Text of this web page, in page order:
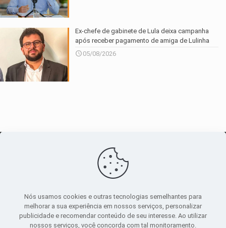
Ex-chefe de gabinete de Lula deixa campanha
após receber pagamento de amiga de Lulinha
05/08/2026
canal de notícias
Sobre|Política Privacidade|Termos de uso
Nós usamos cookies e outras tecnologias semelhantes para
melhorar a sua experiência em nossos serviços, personalizar
publicidade e recomendar conteúdo de seu interesse. Ao utilizar
nossos serviços, você concorda com tal monitoramento.